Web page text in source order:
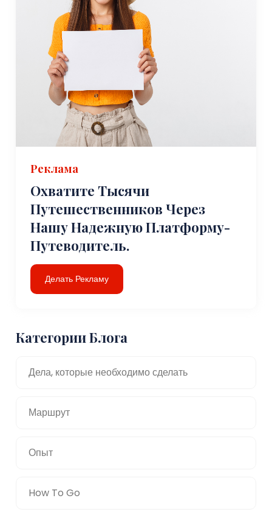
Реклама
Охватите Тысячи
Путешественников Через
Нашу Надежную Платформу-
Путеводитель.
Делать Рекламу
Категории Блога
Дела, которые необходимо сделать
Маршрут
Опыт
How To Go